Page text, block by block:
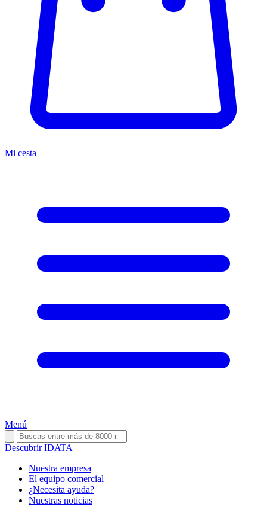
Mi cesta
Menú
Descubrir IDATA
Nuestra empresa
El equipo comercial
¿Necesita ayuda?
Nuestras noticias